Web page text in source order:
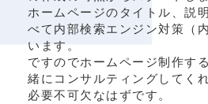
ホームページのタイトル、説
べて内部検索エンジン対策（
います。
ですのでホームページ制作す
緒にコンサルティングしてく
必要不可欠なはずです。